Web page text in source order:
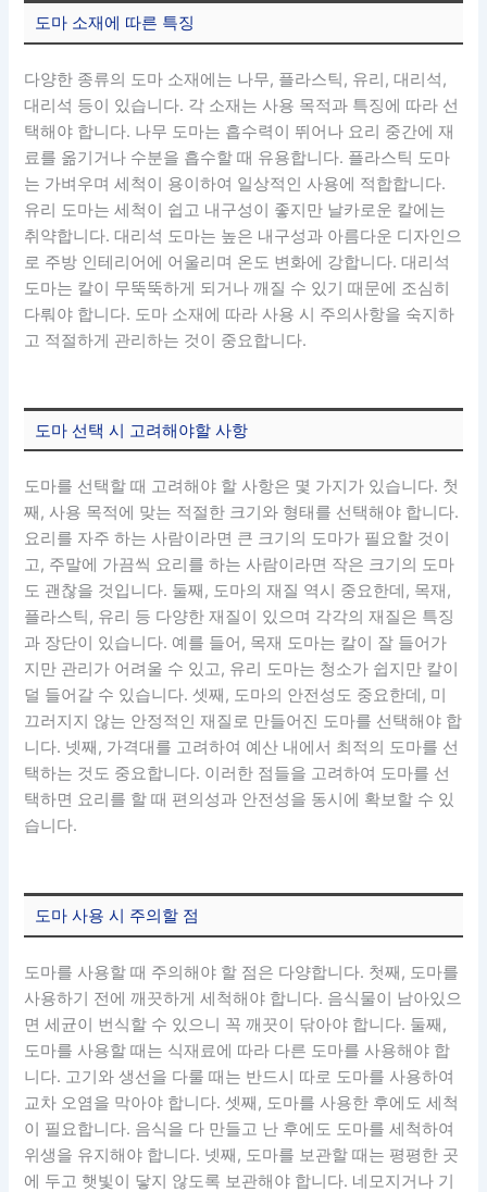
도마 소재에 따른 특징
다양한 종류의 도마 소재에는 나무, 플라스틱, 유리, 대리석,
대리석 등이 있습니다. 각 소재는 사용 목적과 특징에 따라 선
택해야 합니다. 나무 도마는 흡수력이 뛰어나 요리 중간에 재
료를 옮기거나 수분을 흡수할 때 유용합니다. 플라스틱 도마
는 가벼우며 세척이 용이하여 일상적인 사용에 적합합니다.
유리 도마는 세척이 쉽고 내구성이 좋지만 날카로운 칼에는
취약합니다. 대리석 도마는 높은 내구성과 아름다운 디자인으
로 주방 인테리어에 어울리며 온도 변화에 강합니다. 대리석
도마는 칼이 무뚝뚝하게 되거나 깨질 수 있기 때문에 조심히
다뤄야 합니다. 도마 소재에 따라 사용 시 주의사항을 숙지하
고 적절하게 관리하는 것이 중요합니다.
도마 선택 시 고려해야할 사항
도마를 선택할 때 고려해야 할 사항은 몇 가지가 있습니다. 첫
째, 사용 목적에 맞는 적절한 크기와 형태를 선택해야 합니다.
요리를 자주 하는 사람이라면 큰 크기의 도마가 필요할 것이
고, 주말에 가끔씩 요리를 하는 사람이라면 작은 크기의 도마
도 괜찮을 것입니다. 둘째, 도마의 재질 역시 중요한데, 목재,
플라스틱, 유리 등 다양한 재질이 있으며 각각의 재질은 특징
과 장단이 있습니다. 예를 들어, 목재 도마는 칼이 잘 들어가
지만 관리가 어려울 수 있고, 유리 도마는 청소가 쉽지만 칼이
덜 들어갈 수 있습니다. 셋째, 도마의 안전성도 중요한데, 미
끄러지지 않는 안정적인 재질로 만들어진 도마를 선택해야 합
니다. 넷째, 가격대를 고려하여 예산 내에서 최적의 도마를 선
택하는 것도 중요합니다. 이러한 점들을 고려하여 도마를 선
택하면 요리를 할 때 편의성과 안전성을 동시에 확보할 수 있
습니다.
도마 사용 시 주의할 점
도마를 사용할 때 주의해야 할 점은 다양합니다. 첫째, 도마를
사용하기 전에 깨끗하게 세척해야 합니다. 음식물이 남아있으
면 세균이 번식할 수 있으니 꼭 깨끗이 닦아야 합니다. 둘째,
도마를 사용할 때는 식재료에 따라 다른 도마를 사용해야 합
니다. 고기와 생선을 다룰 때는 반드시 따로 도마를 사용하여
교차 오염을 막아야 합니다. 셋째, 도마를 사용한 후에도 세척
이 필요합니다. 음식을 다 만들고 난 후에도 도마를 세척하여
위생을 유지해야 합니다. 넷째, 도마를 보관할 때는 평평한 곳
에 두고 햇빛이 닿지 않도록 보관해야 합니다. 네모지거나 기